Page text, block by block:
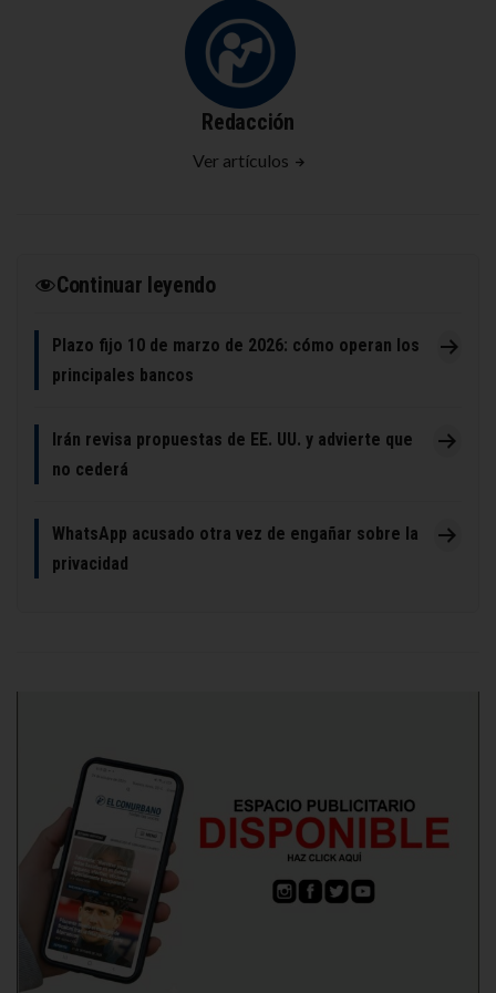
Redacción
Ver artículos
Continuar leyendo
Plazo fijo 10 de marzo de 2026: cómo operan los
principales bancos
Irán revisa propuestas de EE. UU. y advierte que
no cederá
WhatsApp acusado otra vez de engañar sobre la
privacidad